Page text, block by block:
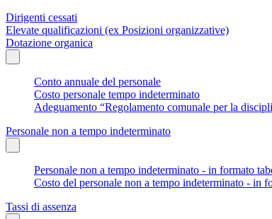
Dirigenti cessati
Elevate qualificazioni (ex Posizioni organizzative)
Dotazione organica
Conto annuale del personale
Costo personale tempo indeterminato
Adeguamento “Regolamento comunale per la
Personale non a tempo indeterminato
Personale non a tempo indeterminato - in formato
Costo del personale non a tempo indeterminato - in
Tassi di assenza